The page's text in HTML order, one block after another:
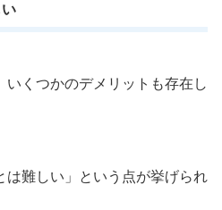
いくつかのデメリットも存在し
は難しい」という点が挙げられ